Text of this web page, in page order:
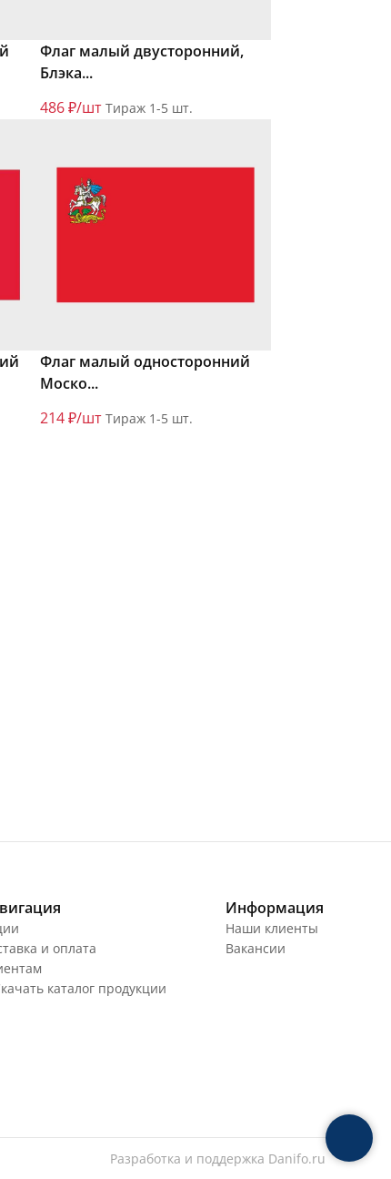
Флаг малый двусторонний,
Блэка...
486 ₽/шт Тираж 1-5 шт.
Флаг малый односторонний
Моско...
214 ₽/шт Тираж 1-5 шт.
и оплата
каталог продукции
Информация
Наши клиенты
Вакансии
Разработка и поддержка Danifo.ru